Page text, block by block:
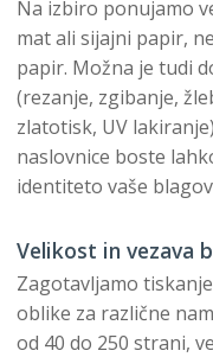
Na izbiro ponujamo
mat ali sijajni papir,
papir. Možna je tudi
(rezanje, zgibanje,
zlatotisk, UV
naslovnice boste
identiteto vaše
Velikost in vezava
Zagotavljamo
oblike za različne
od 40 do 250 strani,